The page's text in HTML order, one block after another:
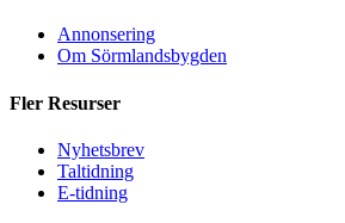
Annonsering
Om Sörmlandsbygden
Fler Resurser
Nyhetsbrev
Taltidning
E-tidning